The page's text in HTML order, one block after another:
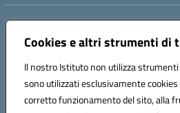
Cookies e altri strumenti di
Il nostro Istituto non utilizza
sono utilizzati esclusivamente
corretto funzionamento del sito, alla
Indirizzo:
Centralino:089 201032 Email:
Codice fiscale: 80028930651
Codice meccanografico:
saic88800v
Codice unico di fatturazione (CUF): UFLEGP